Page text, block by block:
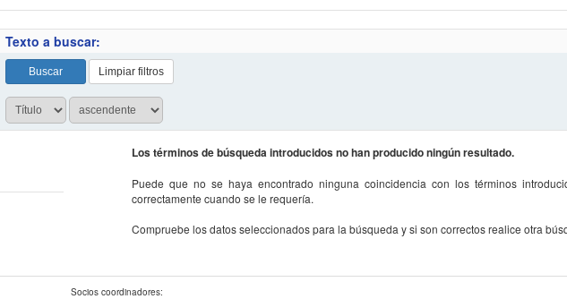
Texto a buscar:
Los términos de búsqueda introducidos no han producido ningún resultado.
Puede que no se haya encontrado ninguna coincidencia con los términos
correctamente cuando se le requería.
Compruebe los datos seleccionados para la búsqueda y si son correctos realice otra
Socios coordinadores: